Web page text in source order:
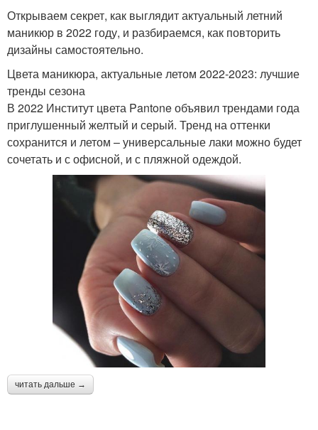
Открываем секрет, как выглядит актуальный летний
маникюр в 2022 году, и разбираемся, как повторить
дизайны самостоятельно.
Цвета маникюра, актуальные летом 2022-2023: лучшие
тренды сезона
В 2022 Институт цвета Pantone объявил трендами года
приглушенный желтый и серый. Тренд на оттенки
сохранится и летом – универсальные лаки можно будет
сочетать и с офисной, и с пляжной одеждой.
читать дальше →